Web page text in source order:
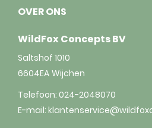
OVER ONS
WildFox Concepts BV
Saltshof 1010
6604EA Wijchen
Telefoon: 024-2048070
E-mail: